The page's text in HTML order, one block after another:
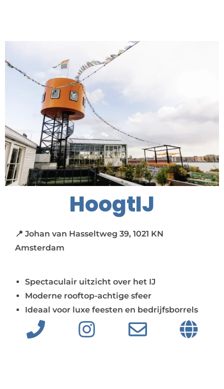
HoogtIJ
📍 Johan van Hasseltweg 39, 1021 KN
Amsterdam
Spectaculair uitzicht over het IJ
Moderne rooftop-achtige sfeer
Ideaal voor luxe feesten en bedrijfsborrels